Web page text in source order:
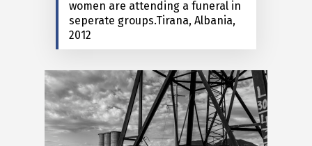
women are attending a funeral in
seperate groups.Tirana, Albania,
2012